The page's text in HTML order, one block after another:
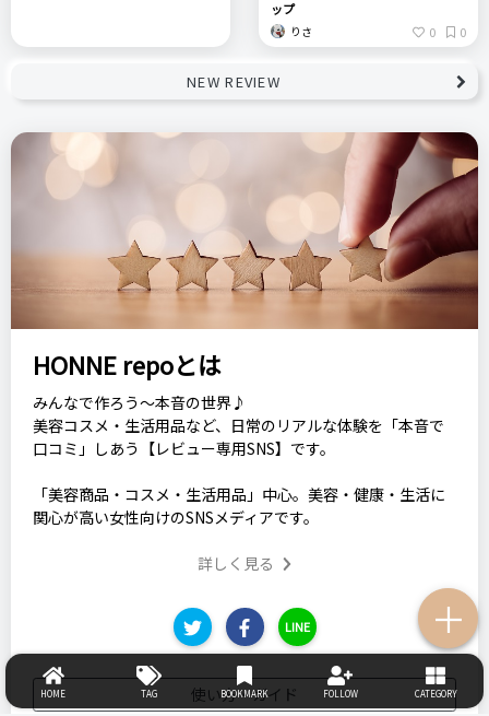
＋
ップ
りさ 0 0
NEW REVIEW
HONNE repoとは
みんなで作ろう～本音の世界♪
美容コスメ・生活用品など、日常のリアルな体験を「本音で
口コミ」しあう【レビュー専用SNS】です。
「美容商品・コスメ・生活用品」中心。美容・健康・生活に
関心が高い女性向けのSNSメディアです。
詳しく見る
LINE
使い方・ガイド
HOME TAG BOOKMARK FOLLOW CATEGORY